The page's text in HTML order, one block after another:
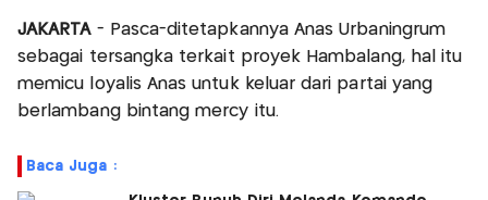
JAKARTA- Pasca-ditetapkannya Anas Urbaningrum
sebagai tersangka terkait proyek Hambalang, hal itu
memicu loyalis Anas untuk keluar dari partai yang
berlambang bintang mercy itu.
Baca Juga :